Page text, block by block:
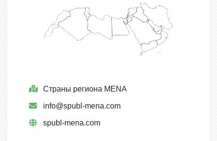
Страны региона MENA
info@spubl-mena.com
spubl-mena.com